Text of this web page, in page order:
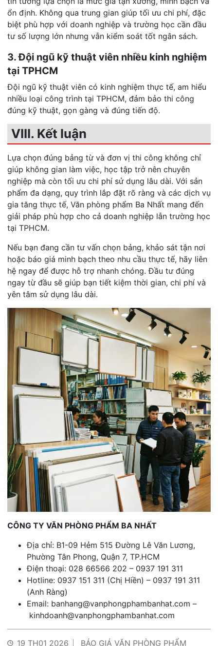
ổn định. Không qua trung gian giúp tối ưu chi phí, đặc
biệt phù hợp với doanh nghiệp và trường học cần đầu
tư số lượng lớn nhưng vẫn kiểm soát tốt ngân sách.
3. Đội ngũ kỹ thuật viên nhiều kinh nghiệm
tại TPHCM
Đội ngũ kỹ thuật viên có kinh nghiệm thực tế, am hiểu
nhiều loại công trình tại TPHCM, đảm bảo thi công
đúng kỹ thuật, gọn gàng và đúng tiến độ.
VIII. Kết luận
Lựa chọn đúng bảng từ và đơn vị thi công không chỉ
giúp không gian làm việc, học tập trở nên chuyên
nghiệp mà còn tối ưu chi phí sử dụng lâu dài. Với sản
phẩm đa dạng, quy trình lắp đặt rõ ràng và các dịch vụ
gia tăng thực tế, Văn phòng phẩm Ba Nhất mang đến
giải pháp phù hợp cho cả doanh nghiệp lẫn trường học
tại TPHCM.
Nếu bạn đang cần tư vấn chọn bảng, khảo sát tận nơi
hoặc báo giá minh bạch theo nhu cầu thực tế, hãy liên
hệ ngay để được hỗ trợ nhanh chóng. Đầu tư đúng
ngay từ đầu sẽ giúp bạn tiết kiệm thời gian, chi phí và
yên tâm sử dụng lâu dài.
CÔNG TY VĂN PHÒNG PHẨM BA NHẤT
Địa chỉ: B1-09 Hẻm 515 Đường Lê Văn Lương,
Phường Tân Phong, Quận 7, TP.HCM
Điện thoại: 028 66566 202 – 0937 191 311
Hotline: 0937 151 311 (Chị Hiền) – 0937 191 311
(Anh Ràng)
Email: banhang@vanphongphambanhat.com –
kinhdoanh@vanphongphambanhat.com
19 TH01 2026 BÁO GIÁ VĂN PHÒNG PHẨM